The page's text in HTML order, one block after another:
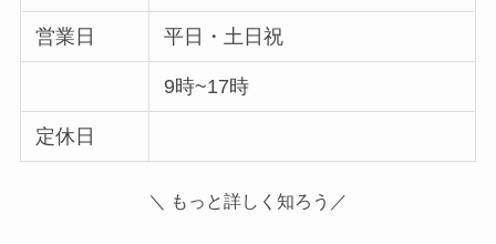
営業日 平日・土日祝
9時~17時
定休日
＼ もっと詳しく知ろう／